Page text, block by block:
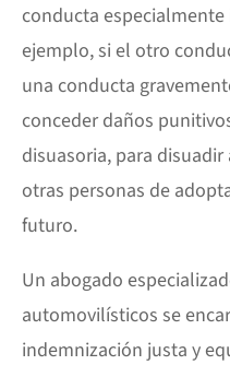
conducta
ejemplo, si el otro
una conducta
conceder daños
disuasoria, para
otras personas de
futuro.
Un abogado
automovilísticos se
indemnización justa y